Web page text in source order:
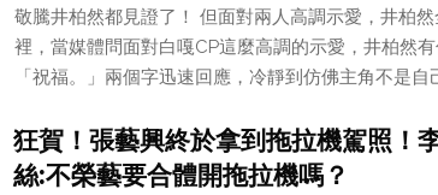
敬騰井柏然都見證了！ 但面對兩人高調示愛，井柏
裡，當媒體問面對白嘎CP這麼高調的示愛，井柏然
「祝福。」兩個字迅速回應，冷靜到仿佛主角不是自
狂賀！張藝興終於拿到拖拉機駕照！
絲:不榮藝要合體開拖拉機嗎？